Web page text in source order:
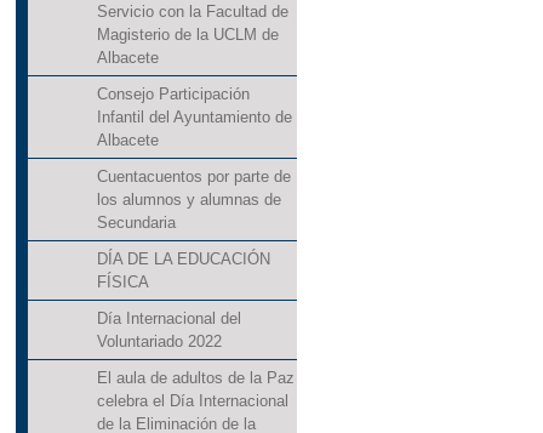
Servicio con la Facultad de
Magisterio de la UCLM de
Albacete
Consejo Participación
Infantil del Ayuntamiento de
Albacete
Cuentacuentos por parte de
los alumnos y alumnas de
Secundaria
DÍA DE LA EDUCACIÓN
FÍSICA
Día Internacional del
Voluntariado 2022
El aula de adultos de la Paz
celebra el Día Internacional
de la Eliminación de la